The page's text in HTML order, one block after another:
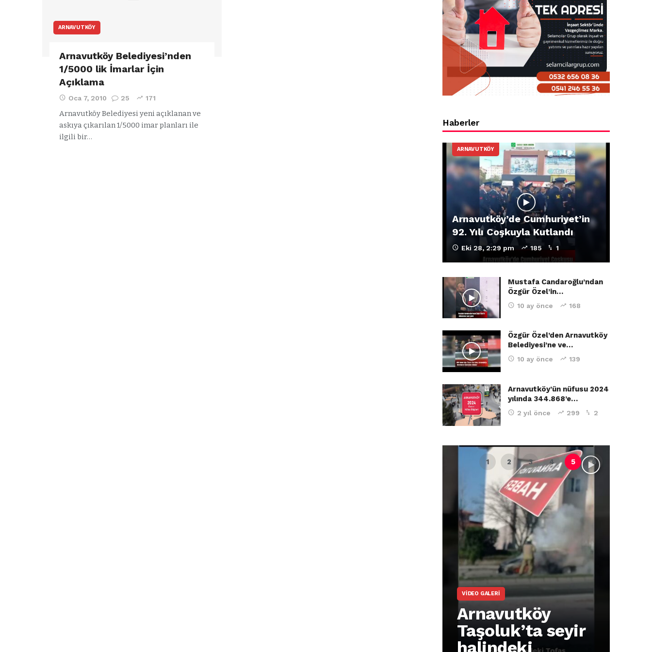
ARNAVUTKÖY
Arnavutköy Belediyesi’nden
1/5000 lik İmarlar İçin
Açıklama
Oca 7, 2010 25 171
Arnavutköy Belediyesi yeni açıklanan ve
askıya çıkarılan 1/5000 imar planları ile
ilgili bir…
Haberler
ARNAVUTKÖY
Arnavutköy’de Cumhuriyet’in
92. Yılı Coşkuyla Kutlandı
Eki 28, 2:29 pm 185 1
Mustafa Candaroğlu’ndan
Özgür Özel’in…
10 ay önce 168
Özgür Özel’den Arnavutköy
Belediyesi’ne ve…
10 ay önce 139
Arnavutköy’ün nüfusu 2024
yılında 344.868’e…
2 yıl önce 299 2
VIDEO GALERI
Arnavutköy
Taşoluk’ta seyir
halindeki